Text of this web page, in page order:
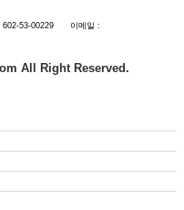
: 602-53-00229 이메일 :
All Right Reserved.